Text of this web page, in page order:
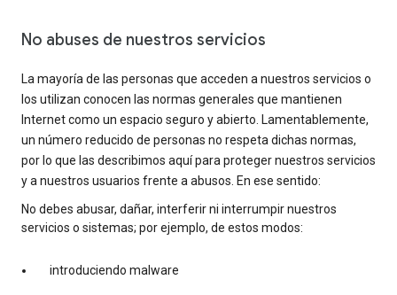
No abuses de nuestros servicios
La mayoría de las personas que acceden a nuestros servicios o
los utilizan conocen las normas generales que mantienen
Internet como un espacio seguro y abierto. Lamentablemente,
un número reducido de personas no respeta dichas normas,
por lo que las describimos aquí para proteger nuestros servicios
y a nuestros usuarios frente a abusos. En ese sentido:
No debes abusar, dañar, interferir ni interrumpir nuestros
servicios o sistemas; por ejemplo, de estos modos:
introduciendo malware